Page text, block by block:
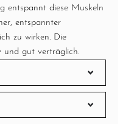
entspannt diese Muskeln
entspannter
zu wirken. Die
und gut verträglich.